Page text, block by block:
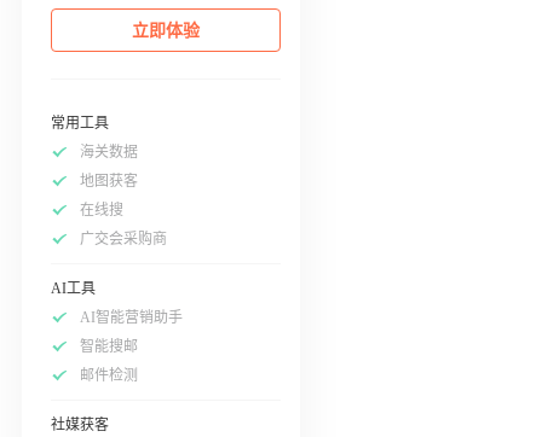
立即体验
常用工具
海关数据
地图获客
在线搜
广交会采购商
AI工具
AI智能营销助手
智能搜邮
邮件检测
社媒获客